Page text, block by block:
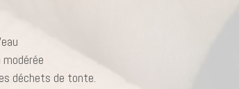
déchets de tonte.